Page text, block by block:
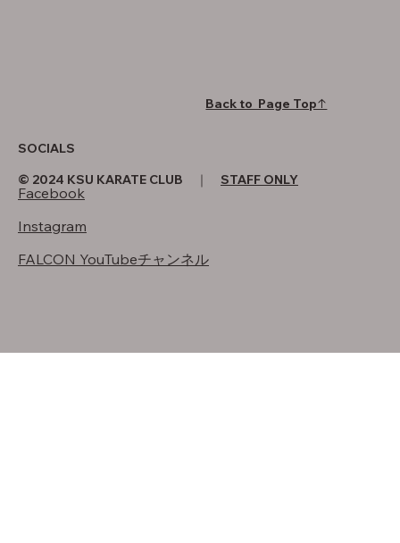
SOCIALS
Facebook
Instagram
FALCON YouTubeチャンネル
Back to Page Top↑
© 2024 KSU KARATE CLUB ｜ STAFF ONLY